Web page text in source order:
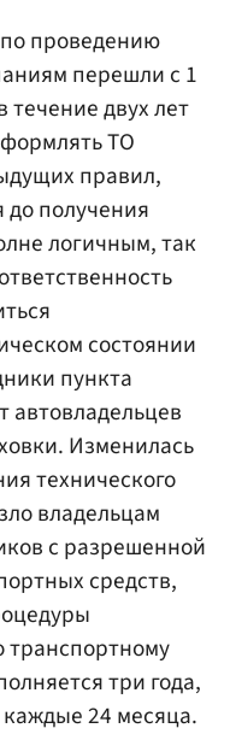
проведению
перешли с 1
течение двух лет
ТО
правил,
до получения
логичным, так
состоянии
пункта
автовладельцев
Изменилась
технического
владельцам
с разрешенной
средств,
транспортному
три года,
24 месяца.